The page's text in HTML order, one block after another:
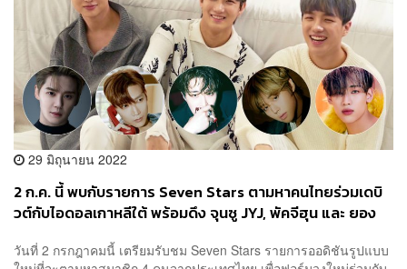
29 มิถุนายน 2022
2 ก.ค. นี้ พบกับรายการ Seven Stars ตามหาคนไทยร่วมเดบิ
วต์กับไอดอลเกาหลีใต้ พร้อมดึง จุนซู JYJ, พัคจีฮุน และ ยอง
วันที่ 2 กรกฎาคมนี้ เตรียมรับชม Seven Stars รายการออดิชันรูปแบบ